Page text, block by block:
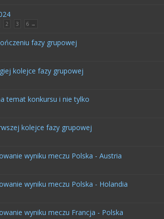
2 3 6 →
fazy grupowej
kolejce fazy grupowej
temat konkursu i nie tylko
kolejce fazy grupowej
wyniku meczu Polska - Austria
wyniku meczu Polska - Holandia
wyniku meczu Francja - Polska